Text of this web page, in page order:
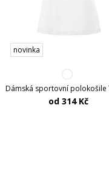
novinka
Dámská sportovní polokošile
od 314 Kč